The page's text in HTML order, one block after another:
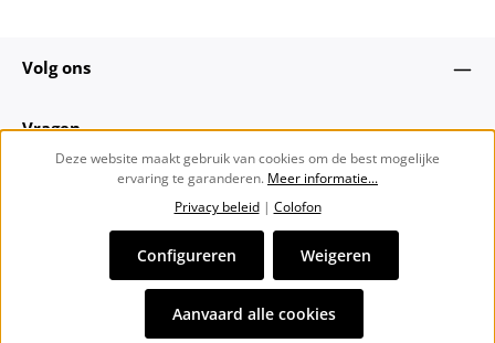
Volg ons
Vragen
Alle prijzen incl. btw plusverzendkosten
bezorgkosten, indien niet anders vermeld.
Deze website maakt gebruik van cookies om de best mogelijke
ervaring te garanderen. Meer informatie...
Privacy beleid| Colofon
Weigeren
Configureren
Aanvaard alle cookies